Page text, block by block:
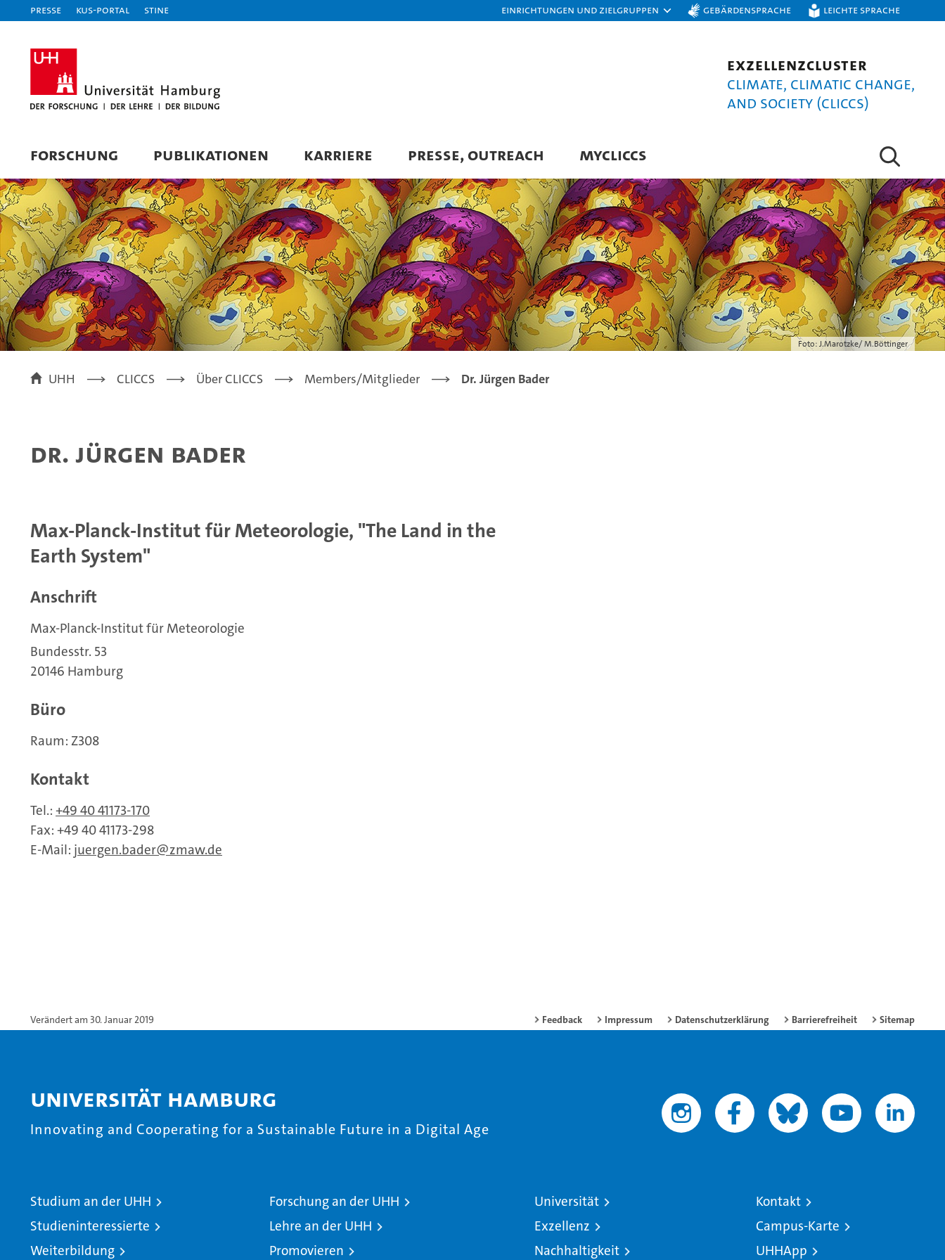
Presse KUS-Portal STiNE Einrichtungen und Zielgruppen Gebärdensprache Leichte Sprache
Exzellenzcluster
Climate, Climatic Change,
and Society (CLICCS)
FORSCHUNG PUBLIKATIONEN KARRIERE PRESSE, OUTREACH MYCLICCS
Foto: J.Marotzke/ M.Böttinger
UHH CLICCS Über CLICCS Members/Mitglieder Dr. Jürgen Bader
Dr. Jürgen Bader
Max-Planck-Institut für Meteorologie, "The Land in the
Earth System"
Anschrift
Max-Planck-Institut für Meteorologie
Bundesstr. 53
20146 Hamburg
Büro
Raum: Z308
Kontakt
Tel.: +49 40 41173-170
Fax: +49 40 41173-298
E-Mail: juergen.bader zmaw.de
Verändert am 30. Januar 2019 Feedback Impressum Datenschutzerklärung Barrierefreiheit Sitemap
Universität Hamburg
Innovating and Cooperating for a Sustainable Future in a Digital Age
Studium an der UHH
Studieninteressierte
Weiterbildung
Forschung an der UHH
Lehre an der UHH
Promovieren
Universität
Exzellenz
Nachhaltigkeit
Kontakt
Campus-Karte
UHHApp